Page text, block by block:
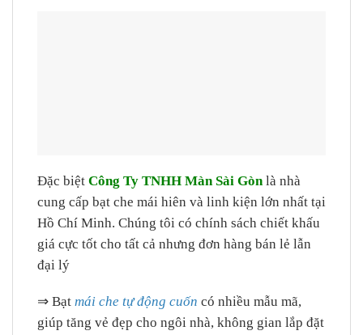
Đặc biệt Công Ty TNHH Màn Sài Gònlà nhà
cung cấp bạt che mái hiên và linh kiện lớn nhất tại
Hồ Chí Minh. Chúng tôi có chính sách chiết khấu
giá cực tốt cho tất cả nhưng đơn hàng bán lẻ lẫn
đại lý
⇒ Bạt mái che tự động cuốn có nhiều mẫu mã,
giúp tăng vẻ đẹp cho ngôi nhà, không gian lắp đặt